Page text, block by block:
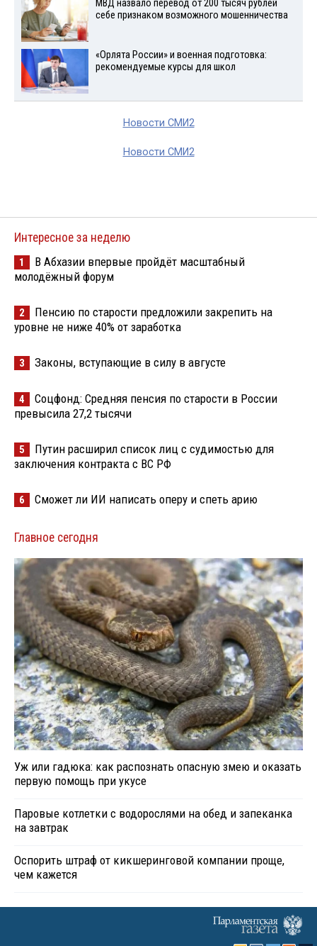
МВД назвало перевод от 200 тысяч рублей
себе признаком возможного мошенничества
«Орлята России» и военная подготовка:
рекомендуемые курсы для школ
Новости СМИ2
Новости СМИ2
Интересное за неделю
1
В Абхазии впервые пройдёт масштабный
молодёжный форум
2
Пенсию по старости предложили закрепить на
уровне не ниже 40% от заработка
3 Законы, вступающие в силу в августе
4
Соцфонд: Средняя пенсия по старости в России
превысила 27,2 тысячи
5
Путин расширил список лиц с судимостью для
заключения контракта с ВС РФ
6 Сможет ли ИИ написать оперу и спеть арию
Главное сегодня
Уж или гадюка: как распознать опасную змею и оказать
первую помощь при укусе
Паровые котлетки с водорослями на обед и запеканка
на завтрак
Оспорить штраф от кикшеринговой компании проще,
чем кажется